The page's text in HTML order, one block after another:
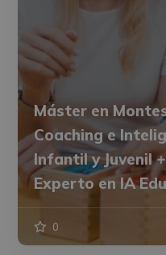
Máster en
Coaching e
Infantil y Juvenil
Experto en IA
0